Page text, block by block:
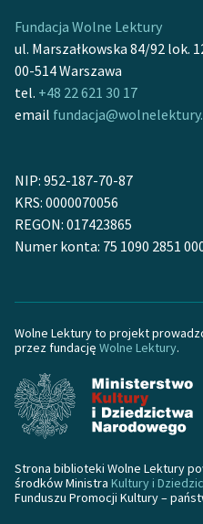
O projekcie
Zespół
Wolnych Lektur
Logotypy
Materiały promocyjne
Dane fundacji i
sprawozdania finansowe
Regulamin darowizn
wrażliwych
Deklaracja dostępności
Fundacja Wolne Lektury
ul. Marszałkowska 84/92 lok.
00-514 Warszawa
tel. +48 22 621 30 17
email
NIP: 952-187-70-87
KRS: 0000070056
REGON: 017423865
Numer konta: 75 1090 2851
Wolne Lektury to projekt
przez fundację Wolne Lektury.
Strona biblioteki Wolne Lektury
środków Ministra Kultury i
Funduszu Promocji Kultury –